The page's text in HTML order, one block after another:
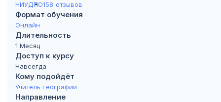
НИУДПО158 отзывов
Формат обучения
Онлайн
Длительность
1 Месяц
Доступ к курсу
Навсегда
Кому подойдёт
Учитель географии
Направление